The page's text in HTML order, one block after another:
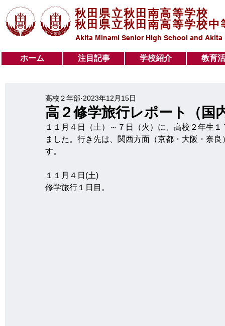
秋田県立秋田南高等学校
秋田県立秋田南高等学校中
Akita Minami Senior High School and
教育活動
学校紹介
注目記事
ホーム
ホーム 注目記事 学校紹介 教育
高２修学旅行レポート（国
高校２年部 2023年12月15日
１１月４日（土）～７日（火）に、高校２年生
ました。行き先は、関西方面（京都・大阪・奈
す。
１１月４日(土)
修学旅行１日目。